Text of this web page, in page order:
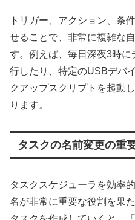
トリガー、アクション、条
せることで、非常に複雑な
す。例えば、毎日深夜3時
行したり、特定のUSBデバ
クアップスクリプトを起動
ります。
タスクの名前変更の重
タスクスケジューラを効率
名が非常に重要な役割を果